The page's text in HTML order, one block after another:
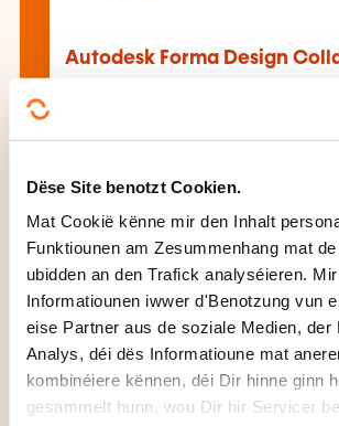
Dëse Site benotzt Cookien.
Mat Cookië kënne mir den Inhalt
Funktiounen am Zesummenhang mat
ubidden an den Trafick analyséieren.
Informatiounen iwwer d'Benotzung vun
eise Partner aus de soziale Medien, der
Analys, déi dës Informatioune mat
kombinéiere kënnen, déi Dir hinne ginn
gesammelt hunn, wou Dir hir Servicer
Autodesk Forma Design
All d'Formatioune
Dës aner Formatioune kéinten
Asbestrisiko Ausmoossen BTP
Baupathologie
Chantier BTP
Ekologescht Bauen
Energieeffizienz Bauwiesen